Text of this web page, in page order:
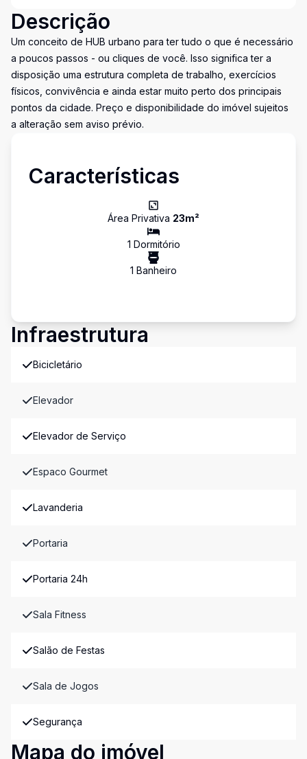
Descrição
Um conceito de HUB urbano para ter tudo o que é necessário
a poucos passos - ou cliques de você. Isso significa ter a
disposição uma estrutura completa de trabalho, exercícios
físicos, convivência e ainda estar muito perto dos principais
pontos da cidade. Preço e disponibilidade do imóvel sujeitos
a alteração sem aviso prévio.
Características
Área Privativa 23m²
1 Dormitório
1 Banheiro
Infraestrutura
Bicicletário
Elevador
Elevador de Serviço
Espaco Gourmet
Lavanderia
Portaria
Portaria 24h
Sala Fitness
Salão de Festas
Sala de Jogos
Segurança
Mapa do imóvel